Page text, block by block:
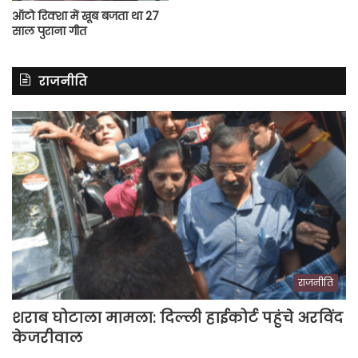
ऑटो रिक्शा में खूब बजता था 27
साल पुराना गीत
राजनीति
राजनीति
शराब घोटाला मामला: दिल्ली हाईकोर्ट पहुंचे अरविंद
केजरीवाल